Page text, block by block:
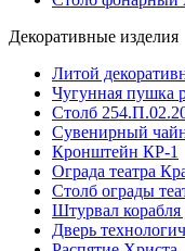
Декоративные изделия
Литой
Чугунная пушка
Столб
Сувенирный
Кронштейн КР-1
Ограда театра
Столб ограды
Штурвал
Дверь